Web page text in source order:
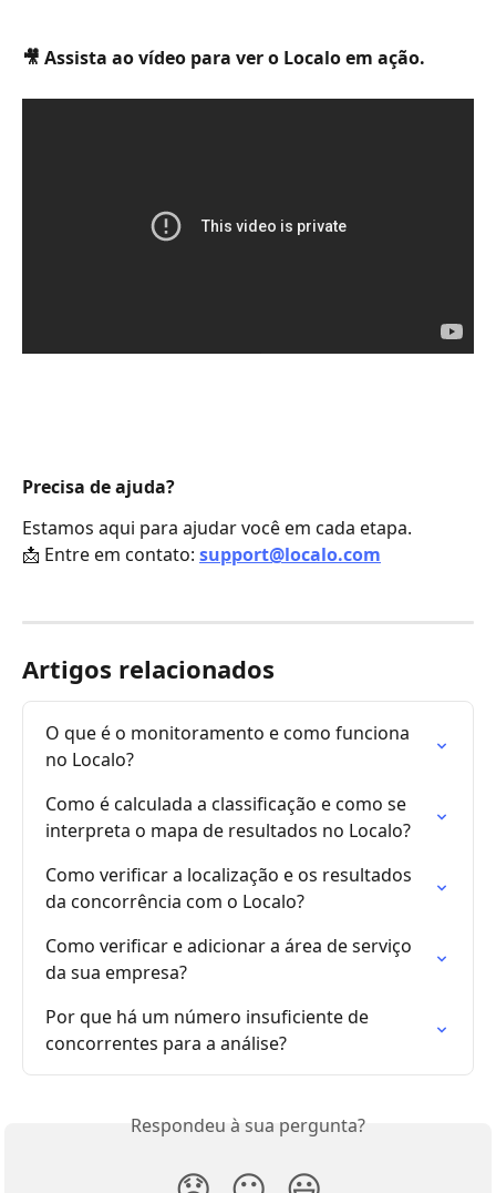
🎥 Assista ao vídeo para ver o Localo em ação.
Precisa de ajuda?
Estamos aqui para ajudar você em cada etapa.
📩 Entre em contato: support@localo.com
Artigos relacionados
O que é o monitoramento e como funciona
no Localo?
Como é calculada a classificação e como se
interpreta o mapa de resultados no Localo?
Como verificar a localização e os resultados
da concorrência com o Localo?
Como verificar e adicionar a área de serviço
da sua empresa?
Por que há um número insuficiente de
concorrentes para a análise?
Respondeu à sua pergunta?